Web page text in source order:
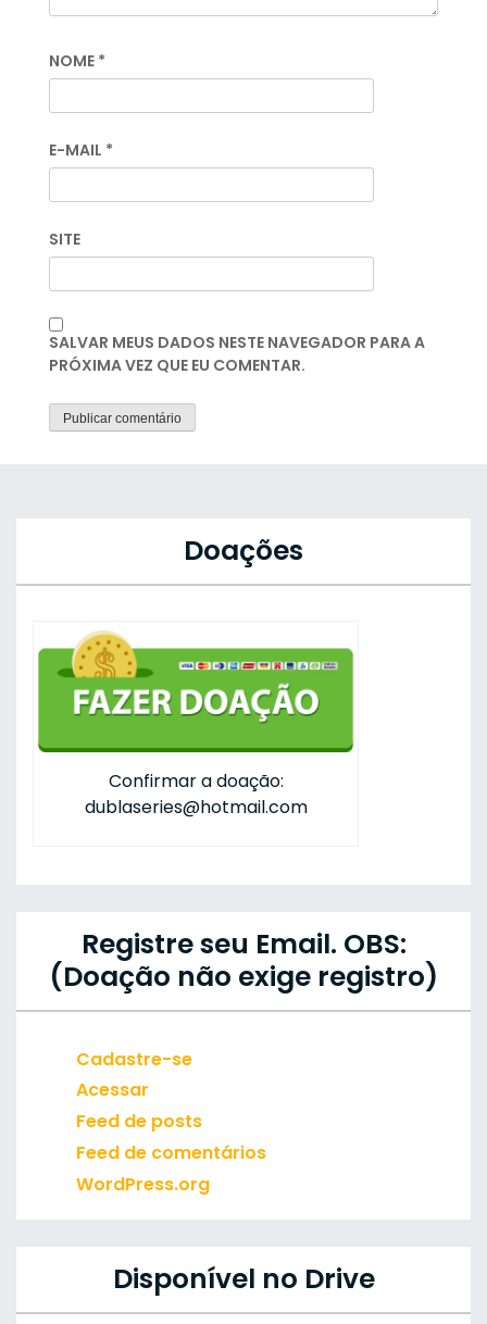
NOME *
E-MAIL *
SITE
SALVAR MEUS DADOS NESTE NAVEGADOR PARA A
PRÓXIMA VEZ QUE EU COMENTAR.
Doações
Confirmar a doação:
dublaseries@hotmail.com
Registre seu Email. OBS:
(Doação não exige registro)
Cadastre-se
Acessar
Feed de posts
Feed de comentários
WordPress.org
Disponível no Drive